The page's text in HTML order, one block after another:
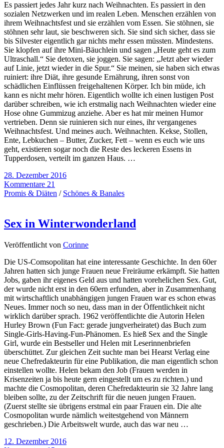
Es passiert jedes Jahr kurz nach Weihnachten. Es passiert in den
sozialen Netzwerken und im realen Leben. Menschen erzählen von
ihrem Weihnachtsfest und sie erzählen vom Essen. Sie stöhnen, sie
stöhnen sehr laut, sie beschweren sich. Sie sind sich sicher, dass sie
bis Silvester eigentlich gar nichts mehr essen müssten. Mindestens.
Sie klopfen auf ihre Mini-Bäuchlein und sagen „Heute geht es zum
Ultraschall.“ Sie detoxen, sie joggen. Sie sagen: „Jetzt aber wieder
auf Linie, jetzt wieder in die Spur.“ Sie meinen, sie haben sich etwas
ruiniert: ihre Diät, ihre gesunde Ernährung, ihren sonst von
schädlichen Einflüssen freigehaltenen Körper. Ich bin müde, ich
kann es nicht mehr hören. Eigentlich wollte ich einen lustigen Post
darüber schreiben, wie ich erstmalig nach Weihnachten wieder eine
Hose ohne Gummizug anziehe. Aber es hat mir meinen Humor
vertrieben. Denn sie ruinieren sich nur eines, ihr vergangenes
Weihnachtsfest. Und meines auch. Weihnachten. Kekse, Stollen,
Ente, Lebkuchen – Butter, Zucker, Fett – wenn es euch wie uns
geht, existieren sogar noch die Reste des leckeren Essens in
Tupperdosen, verteilt im ganzen Haus. …
28. Dezember 2016
Kommentare 21
Promis & Diäten / Schönes & Banales
Sex in Winterwonderland
Veröffentlicht von Corinne
Die US-Comsopolitan hat eine interessante Geschichte. In den 60er
Jahren hatten sich junge Frauen neue Freiräume erkämpft. Sie hatten
Jobs, gaben ihr eigenes Geld aus und hatten vorehelichen Sex. Gut,
der wurde nicht erst in den 60ern erfunden, aber in Zusammenhang
mit wirtschaftlich unabhängigen jungen Frauen war es schon etwas
Neues. Immer noch so neu, dass man in der Öffentlichkeit nicht
wirklich darüber sprach. 1962 veröffentlichte die Autorin Helen
Hurley Brown (Fun Fact: gerade jungverheiratet) das Buch zum
Single-Girls-Having-Fun-Phänomen. Es hieß Sex and the Single
Girl, wurde ein Bestseller und Helen mit Leserinnenbriefen
überschüttet. Zur gleichen Zeit suchte man bei Hearst Verlag eine
neue Chefredakteurin für eine Publikation, die man eigentlich schon
einstellen wollte. Helen bekam den Job (Frauen werden in
Krisenzeiten ja bis heute gern eingestellt um es zu richten.) und
machte die Cosmopolitan, deren Chefredakteurin sie 32 Jahre lang
bleiben sollte, zu der Zeitschrift für die neuen jungen Frauen.
(Zuerst stellte sie übrigens erstmal ein paar Frauen ein. Die alte
Cosmopolitan wurde nämlich weitestgehend von Männern
geschrieben.) Die Arbeitswelt wurde, auch das war neu …
12. Dezember 2016